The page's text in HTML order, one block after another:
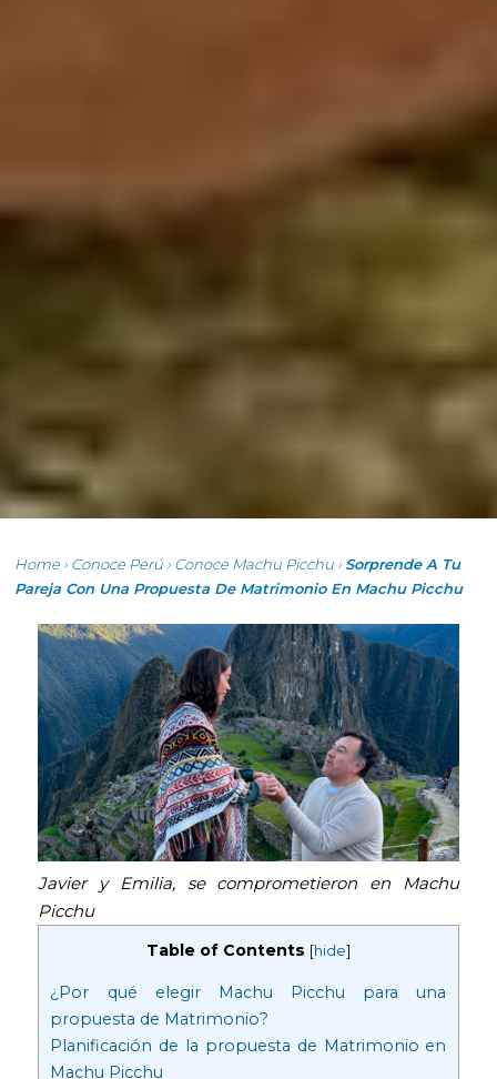
Home › Conoce Perú › Conoce Machu Picchu › Sorprende A Tu
Pareja Con Una Propuesta De Matrimonio En Machu Picchu
Javier y Emilia, se comprometieron en Machu
Picchu
Table of Contents [hide]
¿Por qué elegir Machu Picchu para una
propuesta de Matrimonio?
Planificación de la propuesta de Matrimonio en
Machu Picchu